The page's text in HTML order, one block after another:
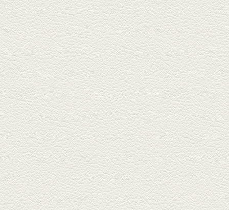
フォンダンエッグ＆二郎
系にんにくパスタ
北区麻生田の人気店『多酒多菜
満月』へ。『しろ』水割で乾
杯！出...
2025年9月5日放送
あくまのポテサラ＆変わ
り天ぷら盛り合わせ
武蔵小路の「たぬきと銀杏」で
自慢の「変わり天ぷら」を
「KAORU」...
2025年8月15日放送
お刺身盛り合わせ＆干物
盛りの七輪焼き
酒場通りの「食楽みかげ」は、
オーナーこだわりの魚料理が味
わえ...
2025年7月25日放送
朝ごはんプレート＆かん